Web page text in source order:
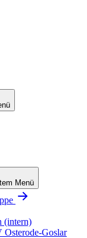
Menü
(intern)
Goslar